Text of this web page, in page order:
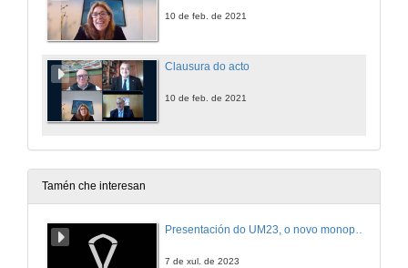
10 de feb. de 2021
Clausura do acto
10 de feb. de 2021
Tamén che interesan
Presentación do UM23, o novo monopraza de UVigo Motorsport
7 de xul. de 2023